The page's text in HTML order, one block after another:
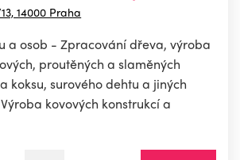
14000 Praha
a osob - Zpracování dřeva, výroba
proutěných a slaměných
koksu, surového dehtu a jiných
kovových konstrukcí a